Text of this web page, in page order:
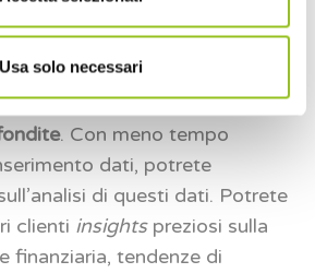
Usa solo necessari
addestrato, può ridurre
questi errori, garantendo una
nei dati contabili.
. Con meno tempo
dati, potrete
di questi dati. Potrete
clienti insightspreziosi sulla
finanziaria, tendenze di